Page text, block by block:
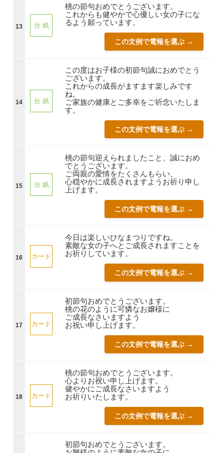
13 台 紙
桃の節句おめでとうございます。
これからも健やかで心優しい女の子にな
るよう願っています。
この文例で電報を選ぶ →
14 台 紙
この度はお子様の初節句誠におめでとう
ございます。
これからの成長がますます楽しみです
ね。
ご家族の健康とご多幸をご祈念いたしま
す。
この文例で電報を選ぶ →
15 台 紙
桃の節句迎えられましたこと、誠におめ
でとうございます。
ご両親の愛情をたくさんもらい、
心穏やかに成長されますようお祈り申し
上げます。
この文例で電報を選ぶ →
16 カード
今日は楽しいひなまつりですね。
素敵な女の子へとご成長されますことを
お祈りしています。
この文例で電報を選ぶ →
17 カード
初節句おめでとうございます。
桃の花のように可憐なお嬢様に
ご成長なさいますよう
お祝い申し上げます。
この文例で電報を選ぶ →
18 カード
桃の節句おめでとうございます。
心よりお祝い申し上げます。
健やかにご成長なさいますよう
お祈りいたします。
この文例で電報を選ぶ →
初節句おめでとうございます。